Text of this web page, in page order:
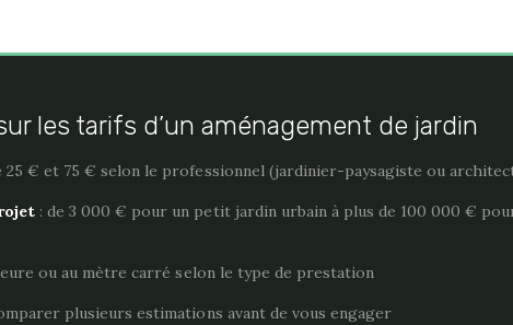
les tarifs d’un aménagement de jardin
25 € et 75 € selon le professionnel (jardinier-paysagiste ou
: de 3 000 € pour un petit jardin urbain à plus de 100 000 €
ou au mètre carré selon le type de prestation
plusieurs estimations avant de vous engager